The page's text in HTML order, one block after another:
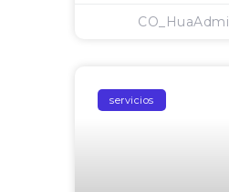
CO_HuaAdmi
servicios